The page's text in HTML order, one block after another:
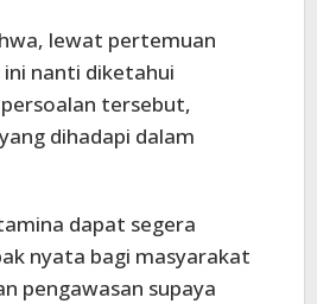
lewat pertemuan
nanti diketahui
tersebut,
dihadapi dalam
dapat segera
nyata bagi masyarakat
pengawasan supaya